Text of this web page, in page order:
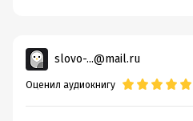
slovo-...@mail.ru
Оценил аудиокнигу